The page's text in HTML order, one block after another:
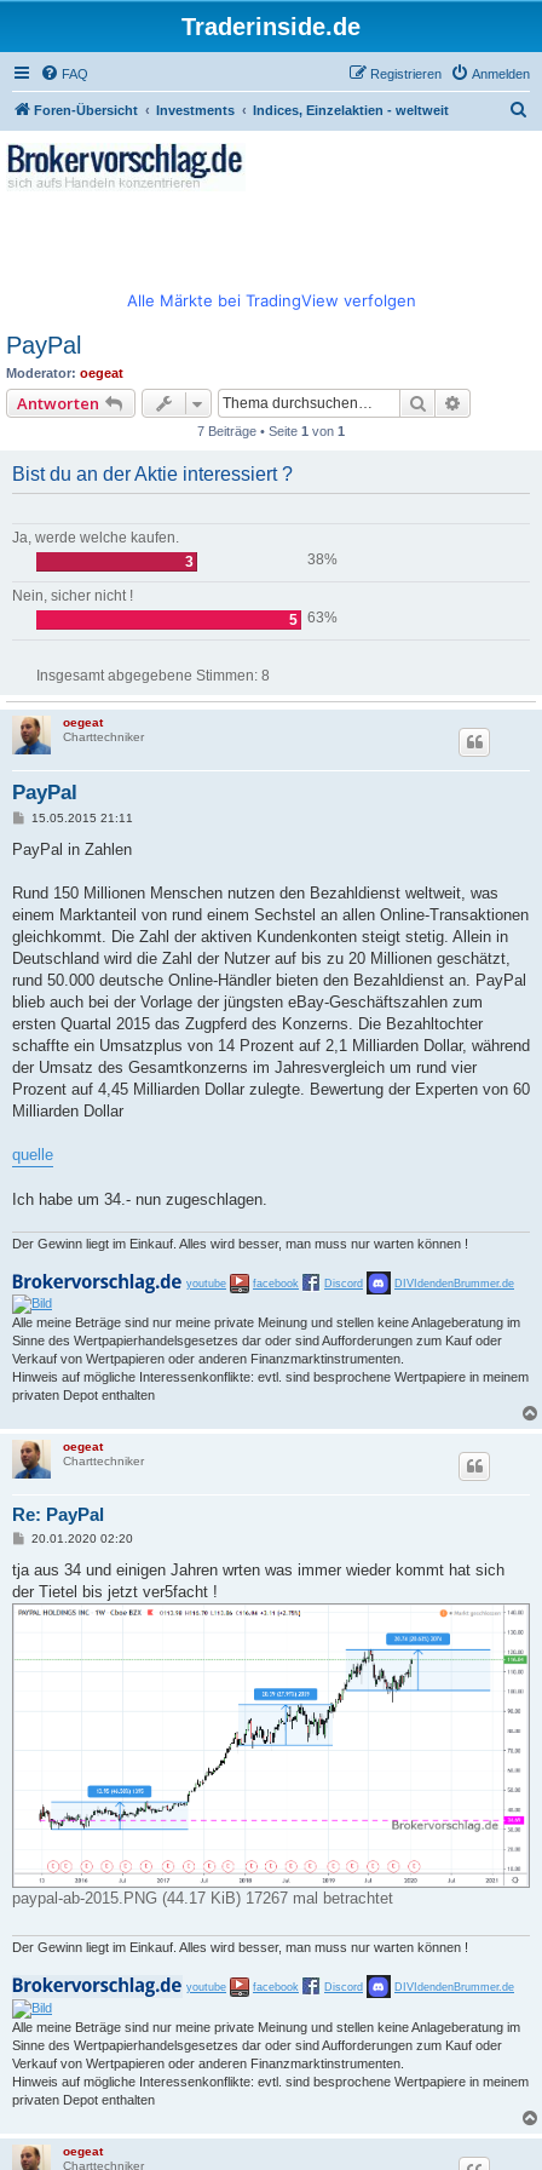
Traderinside.de
FAQ Anmelden
Registrieren
Foren-Übersicht Investments Indices, Einzelaktien - weltweit
Alle Märkte bei TradingView verfolgen
PayPal
Moderator: oegeat
Antworten Suche
7 Beiträge • Seite 1 von 1
Bist du an der Aktie interessiert ?
Ja, werde welche kaufen.
3
38%
Nein, sicher nicht !
5 63%
Insgesamt abgegebene Stimmen: 8
oegeat
Charttechniker
PayPal
B
i
a
15.05.2015 21:11
PayPal in Zahlen
Rund 150 Millionen Menschen nutzen den Bezahldienst weltweit, was
einem Marktanteil von rund einem Sechstel an allen Online-Transaktionen
gleichkommt. Die Zahl der aktiven Kundenkonten steigt stetig. Allein in
Deutschland wird die Zahl der Nutzer auf bis zu 20 Millionen geschätzt,
rund 50.000 deutsche Online-Händler bieten den Bezahldienst an. PayPal
blieb auch bei der Vorlage der jüngsten eBay-Geschäftszahlen zum
ersten Quartal 2015 das Zugpferd des Konzerns. Die Bezahltochter
schaffte ein Umsatzplus von 14 Prozent auf 2,1 Milliarden Dollar, während
der Umsatz des Gesamtkonzerns im Jahresvergleich um rund vier
Prozent auf 4,45 Milliarden Dollar zulegte. Bewertung der Experten von 60
Milliarden Dollar
quelle
Ich habe um 34.- nun zugeschlagen.
Der Gewinn liegt im Einkauf. Alles wird besser, man muss nur warten können !
youtube facebook Discord DIVIdendenBrummer.de
Alle meine Beträge sind nur meine private Meinung und stellen keine Anlageberatung im
Sinne des Wertpapierhandelsgesetzes dar oder sind Aufforderungen zum Kauf oder
Verkauf von Wertpapieren oder anderen Finanzmarktinstrumenten.
Hinweis auf mögliche Interessenkonflikte: evtl. sind besprochene Wertpapiere in meinem
privaten Depot enthalten
oegeat
Charttechniker
Re: PayPal
B
i
r
a
20.01.2020 02:20
tja aus 34 und einigen Jahren wrten was immer wieder kommt hat sich
der Tietel bis jetzt ver5facht !
paypal-ab-2015.PNG (44.17 KiB) 17267 mal betrachtet
Der Gewinn liegt im Einkauf. Alles wird besser, man muss nur warten können !
youtube facebook Discord DIVIdendenBrummer.de
Alle meine Beträge sind nur meine private Meinung und stellen keine Anlageberatung im
Sinne des Wertpapierhandelsgesetzes dar oder sind Aufforderungen zum Kauf oder
Verkauf von Wertpapieren oder anderen Finanzmarktinstrumenten.
Hinweis auf mögliche Interessenkonflikte: evtl. sind besprochene Wertpapiere in meinem
privaten Depot enthalten
oegeat
Charttechniker